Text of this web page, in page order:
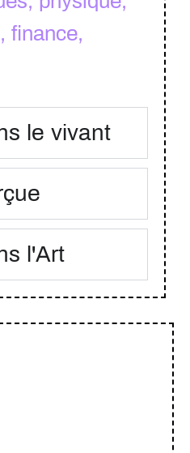
finance,
le vivant
l'Art